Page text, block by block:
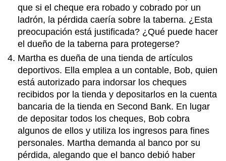
que si el cheque era robado y cobrado por un
ladrón, la pérdida caería sobre la taberna. ¿Esta
preocupación está justificada? ¿Qué puede hacer
el dueño de la taberna para protegerse?
Martha es dueña de una tienda de artículos
deportivos. Ella emplea a un contable, Bob, quien
está autorizado para indorsar los cheques
recibidos por la tienda y depositarlos en la cuenta
bancaria de la tienda en Second Bank. En lugar
de depositar todos los cheques, Bob cobra
algunos de ellos y utiliza los ingresos para fines
personales. Martha demanda al banco por su
pérdida, alegando que el banco debió haber